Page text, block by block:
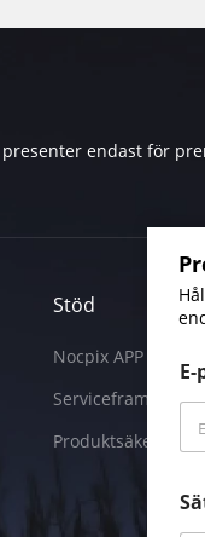
endast för
Stöd
Nocpix APP
Serviceframsteg